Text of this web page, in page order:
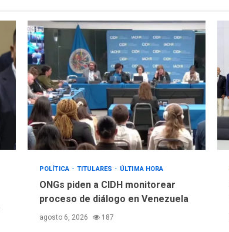
5
POLÍTICA TITULARES ÚLTIMA HORA
ONGs piden a CIDH monitorear
proceso de diálogo en Venezuela
agosto 6, 2026 187